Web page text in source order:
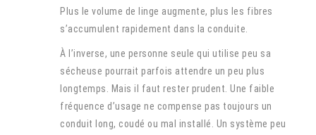
Plus le volume de linge augmente, plus les fibres
s’accumulent rapidement dans la conduite.
À l’inverse, une personne seule qui utilise peu sa
sécheuse pourrait parfois attendre un peu plus
longtemps. Mais il faut rester prudent. Une faible
fréquence d’usage ne compense pas toujours un
conduit long, coudé ou mal installé. Un système peu